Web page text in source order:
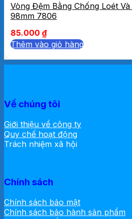
Vòng Đệm Bằng Chống Loét
98mm 7806
85.000 ₫
Thêm vào giỏ hàng
Về chúng tôi
Giới thiệu về công ty
Quy chế hoạt động
Trách nhiệm xã hội
Chính sách
Chính sách bảo mật
Chính sách bảo hành sản phẩm